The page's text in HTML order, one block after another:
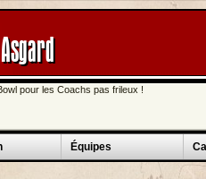
pour les Coachs pas frileux !
Équipes